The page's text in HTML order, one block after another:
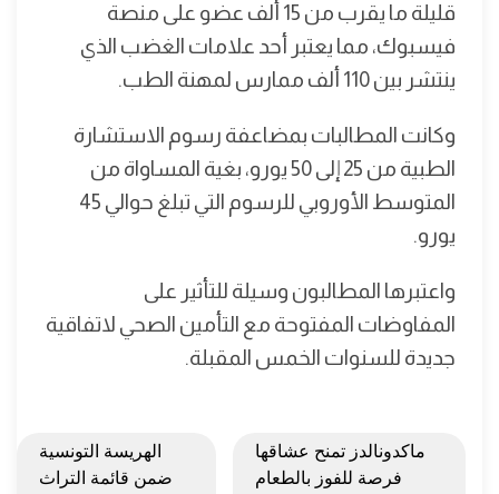
قليلة ما يقرب من 15 ألف عضو على منصة
فيسبوك، مما يعتبر أحد علامات الغضب الذي
ينتشر بين 110 ألف ممارس لمهنة الطب.
وكانت المطالبات بمضاعفة رسوم الاستشارة
الطبية من 25 إلى 50 يورو، بغية المساواة من
المتوسط الأوروبي للرسوم التي تبلغ حوالي 45
يورو.
واعتبرها المطالبون وسيلة للتأثير على
المفاوضات المفتوحة مع التأمين الصحي لاتفاقية
جديدة للسنوات الخمس المقبلة.
ماكدونالدز تمنح عشاقها
فرصة للفوز بالطعام
الهريسة التونسية
ضمن قائمة التراث